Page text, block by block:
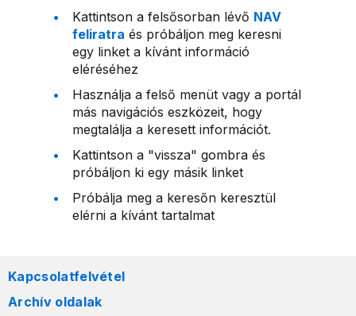
Kattintson a felsősorban lévő NAV
feliratra és próbáljon meg keresni
egy linket a kívánt információ
eléréséhez
Használja a felső menüt vagy a portál
más navigációs eszközeit, hogy
megtalálja a keresett információt.
Kattintson a "vissza" gombra és
próbáljon ki egy másik linket
Próbálja meg a keresőn keresztül
elérni a kívánt tartalmat
Kapcsolatfelvétel
Archív oldalak